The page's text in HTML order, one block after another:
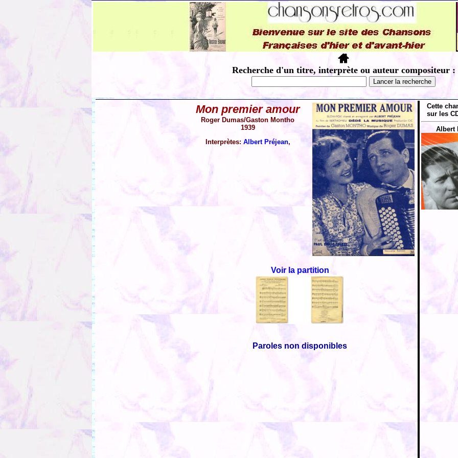
Recherche d'un titre, interprète ou auteur compositeur :
Mon premier amour
Roger Dumas/Gaston Montho
1939
Interprètes: Albert Préjean,
Voir la partition
Paroles non disponibles
Cette
sur les
Albert